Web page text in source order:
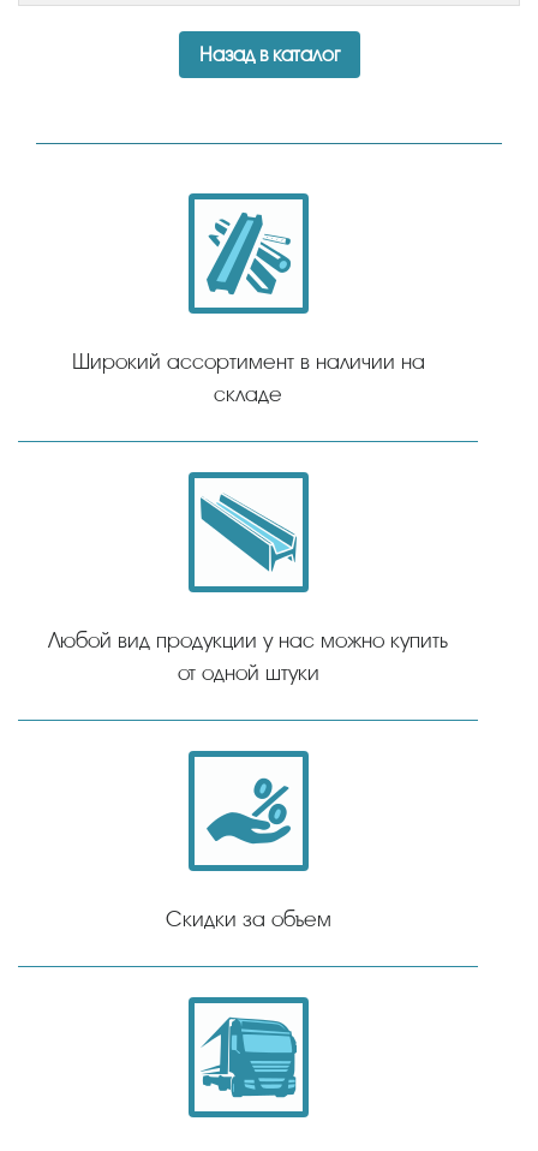
Назад в каталог
Широкий ассортимент в наличии на
складе
Любой вид продукции у нас можно купить
от одной штуки
Скидки за объем